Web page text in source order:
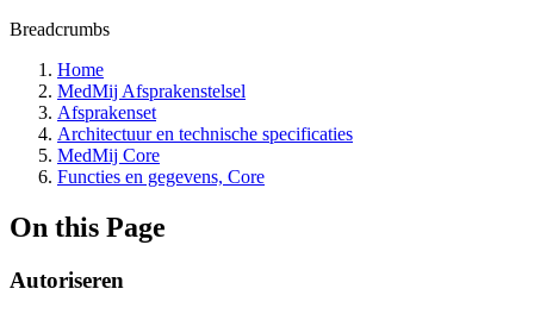
Breadcrumbs
Home
MedMij Afsprakenstelsel
Afsprakenset
Architectuur en technische specificaties
MedMij Core
Functies en gegevens, Core
On this Page
Autoriseren